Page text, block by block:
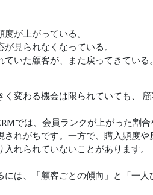
度が上がっている。
が見られなくなっている。
ていた顧客が、また戻ってきている
く変わる機会は限られていても、
では、会員ランクが上がった割
されがちです。一方で、購入頻度
入れられていないことがあります。
には、「顧客ごとの傾向」と「一